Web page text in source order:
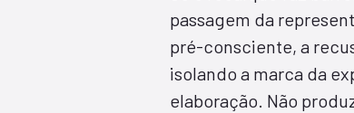
passagem da
pré-consciente, a
isolando a marca da
elaboração. Não